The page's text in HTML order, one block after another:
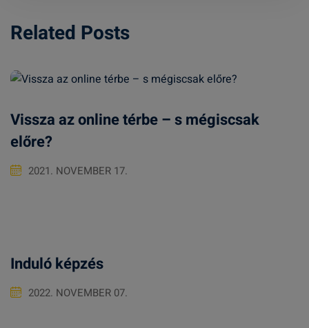
Related Posts
Vissza az online térbe – s mégiscsak
előre?
2021. NOVEMBER 17.
Induló képzés
2022. NOVEMBER 07.